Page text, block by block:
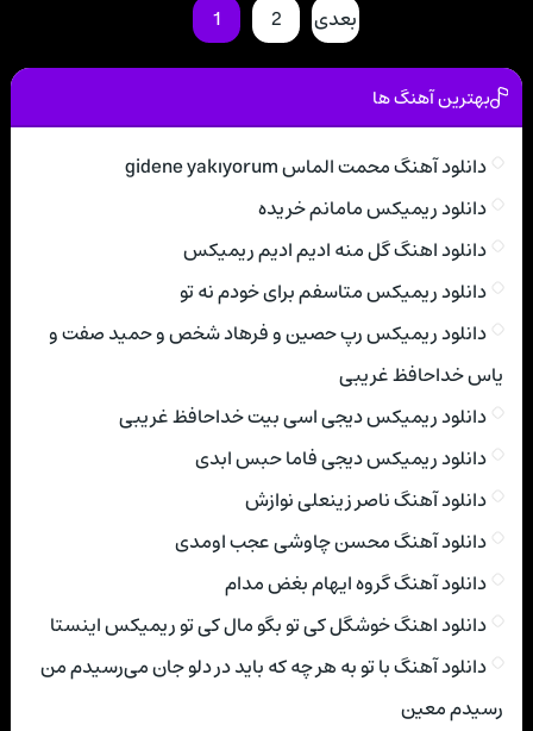
1 2 بعدی
بهترین آهنگ ها
دانلود آهنگ محمت الماس gidene yakıyorum
دانلود ریمیکس مامانم خریده
دانلود اهنگ گل منه ادیم ادیم ریمیکس
دانلود ریمیکس متاسفم برای خودم نه تو
دانلود ریمیکس رپ حصین و فرهاد شخص و حمید صفت و
یاس خداحافظ غریبی
دانلود ریمیکس دیجی اسی بیت خداحافظ غریبی
دانلود ریمیکس دیجی فاما حبس ابدی
دانلود آهنگ ناصر زینعلی نوازش
دانلود آهنگ محسن چاوشی عجب اومدی
دانلود آهنگ گروه ایهام بغض مدام
دانلود اهنگ خوشگل کی تو بگو مال کی تو ریمیکس اینستا
دانلود آهنگ با تو به هر چه که باید در دلو جان می‌رسیدم من
رسیدم معین